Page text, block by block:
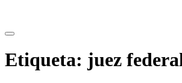
contenido
Etiqueta: juez